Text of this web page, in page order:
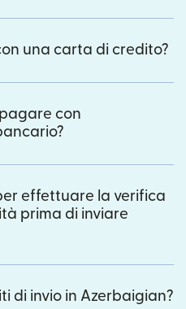
una carta di credito?
con
effettuare la verifica
prima di inviare
di invio in Azerbaigian?